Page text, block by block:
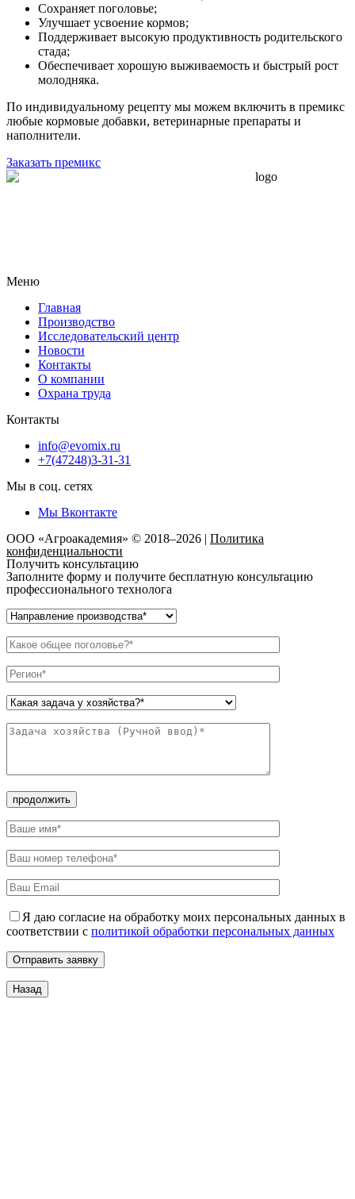
Сохраняет поголовье;
Улучшает усвоение кормов;
Поддерживает высокую продуктивность родительского
стада;
Обеспечивает хорошую выживаемость и быстрый рост
молодняка.
По индивидуальному рецепту мы можем включить в премикс
любые кормовые добавки, ветеринарные препараты и
наполнители.
Заказать премикс
Меню
Главная
Производство
Исследовательский центр
Новости
Контакты
О компании
Охрана труда
Контакты
info@evomix.ru
+7(47248)3-31-31
Мы в соц. сетях
Мы Вконтакте
ООО «Агроакадемия» © 2018–2026 | Политика
конфиденциальности
Получить консультацию
Заполните форму и получите бесплатную консультацию
профессионального технолога
продолжить
Я даю согласие на обработку моих персональных данных в
соответствии с политикой обработки персональных данных
Назад